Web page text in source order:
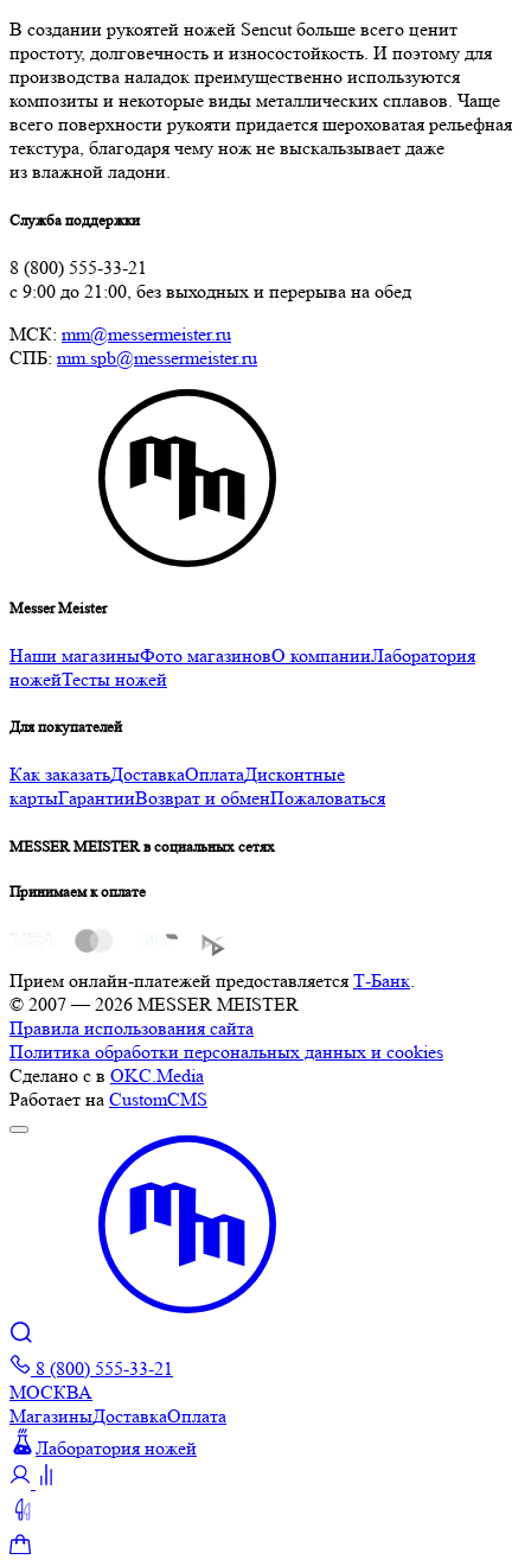
В создании рукоятей ножей Sencut больше всего ценит
простоту, долговечность и износостойкость. И поэтому для
производства наладок преимущественно используются
композиты и некоторые виды металлических сплавов. Чаще
всего поверхности рукояти придается шероховатая рельефная
текстура, благодаря чему нож не выскальзывает даже
из влажной ладони.
Служба поддержки
8 (800) 555-33-21
с 9:00 до 21:00, без выходных и перерыва на обед
МСК: mm@messermeister.ru
СПБ: mm.spb@messermeister.ru
Messer Meister
Наши магазиныФото магазиновО компанииЛаборатория
ножейТесты ножей
Для покупателей
Как заказатьДоставкаОплатаДисконтные
картыГарантииВозврат и обменПожаловаться
MESSER MEISTER в социальных сетях
Принимаем к оплате
Прием онлайн-платежей предоставляется Т-Банк.
© 2007 — 2026 MESSER MEISTER
Правила использования сайта
Политика обработки персональных данных и cookies
Сделано с в OKC.Media
Работает на CustomCMS
8 (800) 555-33-21
МОСКВА
МагазиныДоставкаОплата
Лаборатория ножей